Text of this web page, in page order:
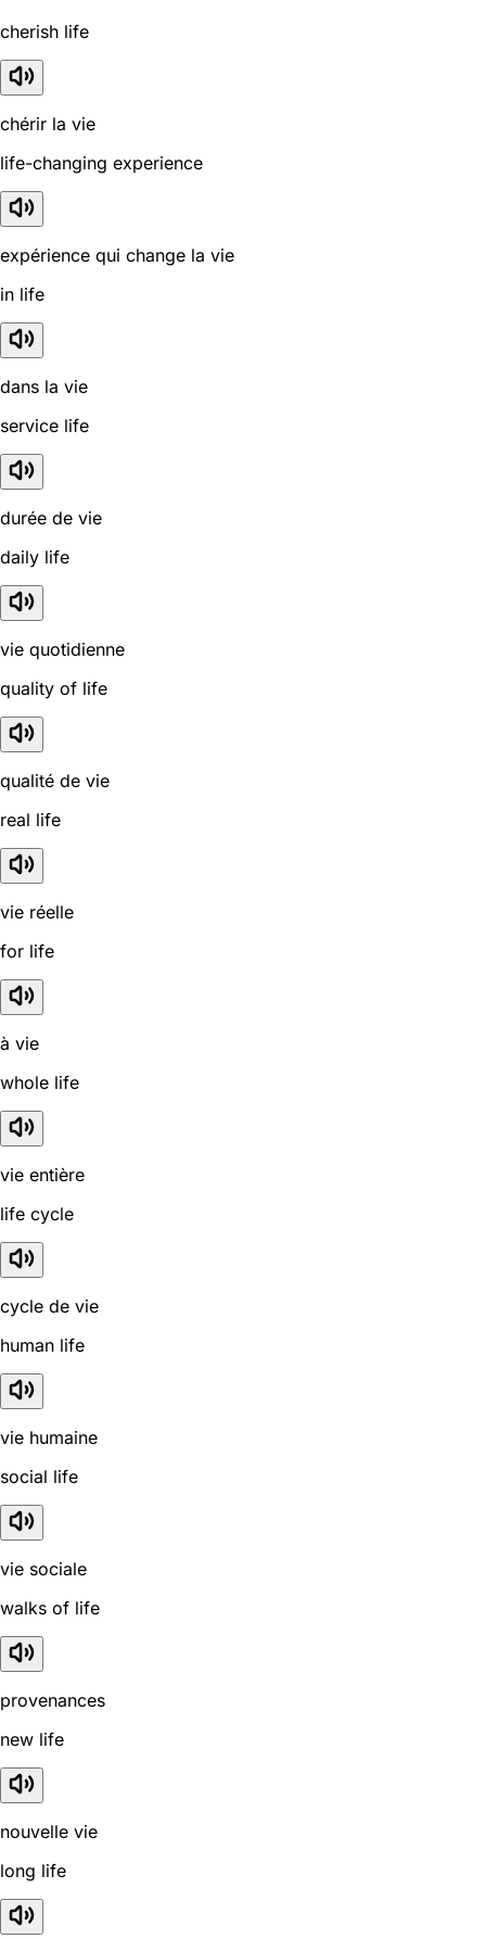
cherish life
chérir la vie
life-changing experience
expérience qui change la vie
in life
dans la vie
service life
durée de vie
daily life
vie quotidienne
quality of life
qualité de vie
real life
vie réelle
for life
à vie
whole life
vie entière
life cycle
cycle de vie
human life
vie humaine
social life
vie sociale
walks of life
provenances
new life
nouvelle vie
long life